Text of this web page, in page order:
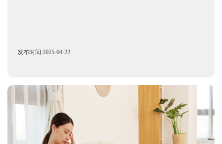
发布时间:2025-04-22